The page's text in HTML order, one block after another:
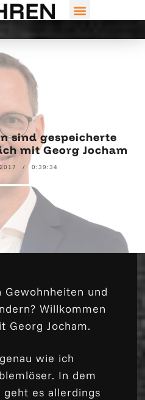
sind gespeicherte
mit Georg Jocham
0:39:34
Gewohnheiten und
Willkommen
Georg Jocham.
wie ich
In dem
es allerdings